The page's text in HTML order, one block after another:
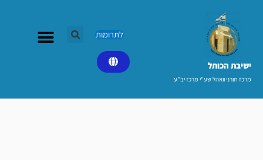
ישיבת הכותל​
מרכז תורני וואהל שע"י מרכז יב"ע
לתרומות